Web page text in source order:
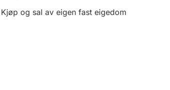
Kjøp og sal av eigen fast eigedom